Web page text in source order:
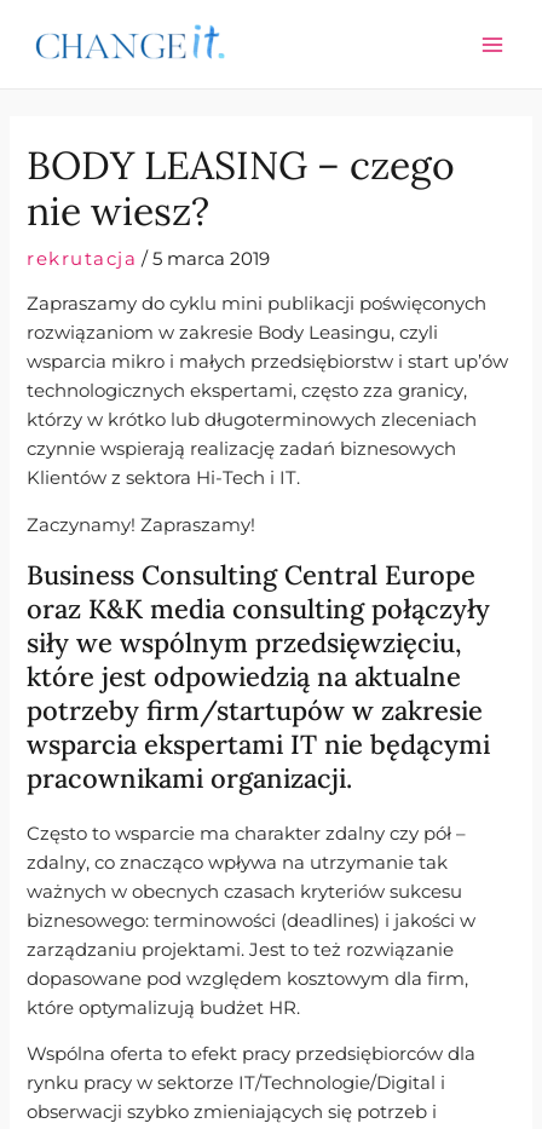
BODY LEASING – czego
nie wiesz?
rekrutacja /5 marca 2019
Zapraszamy do cyklu mini publikacji poświęconych
rozwiązaniom w zakresie Body Leasingu, czyli
wsparcia mikro i małych przedsiębiorstw i start up’ów
technologicznych ekspertami, często zza granicy,
którzy w krótko lub długoterminowych zleceniach
czynnie wspierają realizację zadań biznesowych
Klientów z sektora Hi-Tech i IT.
Zaczynamy! Zapraszamy!
Business Consulting Central Europe
oraz K&K media consulting połączyły
siły we wspólnym przedsięwzięciu,
które jest odpowiedzią na aktualne
potrzeby firm/startupów w zakresie
wsparcia ekspertami IT nie będącymi
pracownikami organizacji.
Często to wsparcie ma charakter zdalny czy pół –
zdalny, co znacząco wpływa na utrzymanie tak
ważnych w obecnych czasach kryteriów sukcesu
biznesowego: terminowości (deadlines) i jakości w
zarządzaniu projektami. Jest to też rozwiązanie
dopasowane pod względem kosztowym dla firm,
które optymalizują budżet HR.
Wspólna oferta to efekt pracy przedsiębiorców dla
rynku pracy w sektorze IT/Technologie/Digital i
obserwacji szybko zmieniających się potrzeb i
navigation